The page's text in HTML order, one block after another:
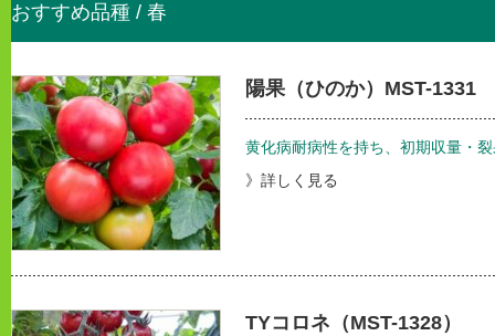
おすすめ品種 / 春
陽果（ひのか）MST-1331
黄化病耐病性を持ち、初期収量・
》詳しく見る
TYコロネ（MST-1328）